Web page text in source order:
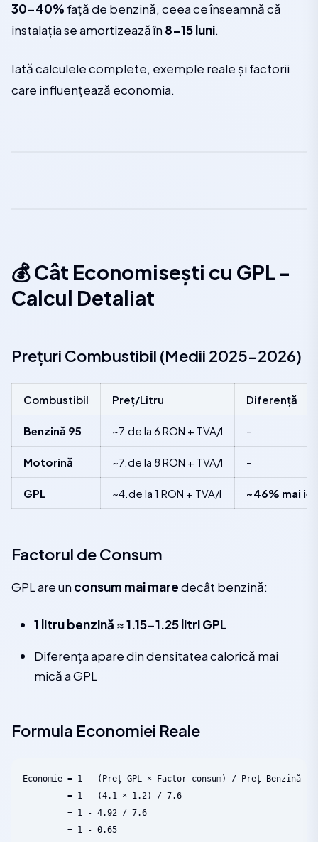
30-40% față de benzină, ceea ce înseamnă că
instalația se amortizează în 8-15 luni.
Iată calculele complete, exemple reale și factorii
care influențează economia.
💰 Cât Economisești cu GPL -
Calcul Detaliat
Prețuri Combustibil (Medii 2025-2026)
Combustibil Preț/Litru Diferență
Benzină 95 ~7.de la 6 RON + TVA/l -
Motorină ~7.de la 8 RON + TVA/l -
GPL ~4.de la 1 RON + TVA/l ~46% mai
Factorul de Consum
GPL are un consum mai maredecât benzină:
1 litru benzină ≈1.15-1.25 litri GPL
Diferența apare din densitatea calorică mai
mică a GPL
Formula Economiei Reale
Economie = 1 - (Preț GPL × Factor consum) / Preț Benzină
         = 1 - (4.1 × 1.2) / 7.6
         = 1 - 4.92 / 7.6
         = 1 - 0.65